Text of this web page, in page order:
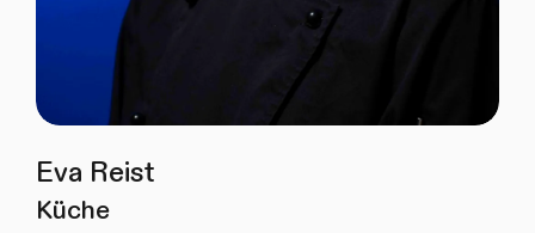
Eva Reist
Küche